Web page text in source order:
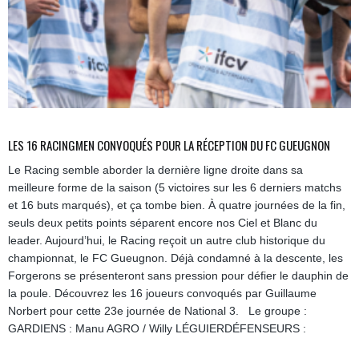
LES 16 RACINGMEN CONVOQUÉS POUR LA RÉCEPTION DU FC GUEUGNON
Le Racing semble aborder la dernière ligne droite dans sa
meilleure forme de la saison (5 victoires sur les 6 derniers matchs
et 16 buts marqués), et ça tombe bien. À quatre journées de la fin,
seuls deux petits points séparent encore nos Ciel et Blanc du
leader. Aujourd’hui, le Racing reçoit un autre club historique du
championnat, le FC Gueugnon. Déjà condamné à la descente, les
Forgerons se présenteront sans pression pour défier le dauphin de
la poule. Découvrez les 16 joueurs convoqués par Guillaume
Norbert pour cette 23e journée de National 3. Le groupe :
GARDIENS : Manu AGRO / Willy LÉGUIERDÉFENSEURS :